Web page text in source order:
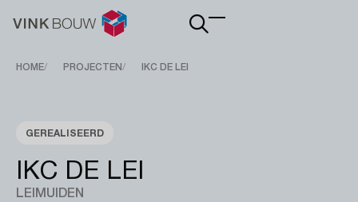
Main
Breadcrumb
HOME PROJECTEN IKC DE LEI
GEREALISEERD
IKC DE LEI
LEIMUIDEN